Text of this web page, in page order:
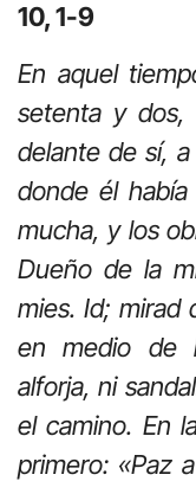
10, 1-9
En aquel
setenta y
delante de sí,
donde él
mucha, y los
Dueño de la
mies. Id; mirad
en medio de
alforja, ni
el camino. En
primero: «Paz